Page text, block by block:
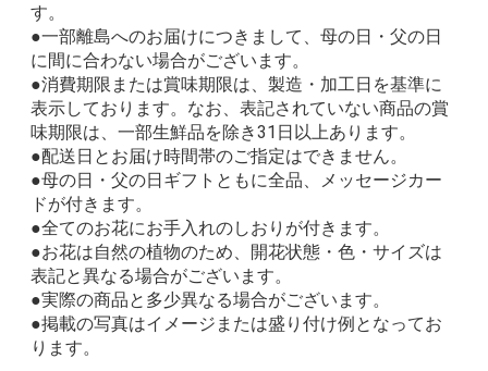
す。
●一部離島へのお届けにつきまして、母の日・父の日
に間に合わない場合がございます。
●消費期限または賞味期限は、製造・加工日を基準に
表示しております。なお、表記されていない商品の賞
味期限は、一部生鮮品を除き31日以上あります。
●配送日とお届け時間帯のご指定はできません。
●母の日・父の日ギフトともに全品、メッセージカー
ドが付きます。
●全てのお花にお手入れのしおりが付きます。
●お花は自然の植物のため、開花状態・色・サイズは
表記と異なる場合がございます。
●実際の商品と多少異なる場合がございます。
●掲載の写真はイメージまたは盛り付け例となってお
ります。